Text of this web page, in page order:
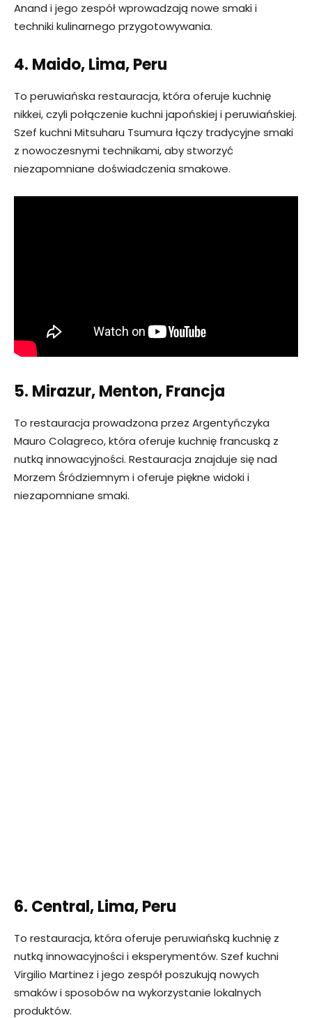
Anand i jego zespół wprowadzają nowe smaki i
techniki kulinarnego przygotowywania.
4. Maido, Lima, Peru
To peruwiańska restauracja, która oferuje kuchnię
nikkei, czyli połączenie kuchni japońskiej i peruwiańskiej.
Szef kuchni Mitsuharu Tsumura łączy tradycyjne smaki
z nowoczesnymi technikami, aby stworzyć
niezapomniane doświadczenia smakowe.
5. Mirazur, Menton, Francja
To restauracja prowadzona przez Argentyńczyka
Mauro Colagreco, która oferuje kuchnię francuską z
nutką innowacyjności. Restauracja znajduje się nad
Morzem Śródziemnym i oferuje piękne widoki i
niezapomniane smaki.
6. Central, Lima, Peru
To restauracja, która oferuje peruwiańską kuchnię z
nutką innowacyjności i eksperymentów. Szef kuchni
Virgilio Martinez i jego zespół poszukują nowych
smaków i sposobów na wykorzystanie lokalnych
produktów.